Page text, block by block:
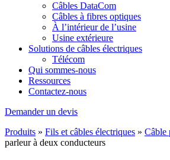
Câbles DataCom
Câbles à fibres optiques
À l’intérieur de l’usine
Usine extérieure
Solutions de câbles électriques
Télécom
Qui sommes-nous
Ressources
Contactez-nous
Demander un devis
Produits » Fils et câbles électriques » Câble
parleur à deux conducteurs